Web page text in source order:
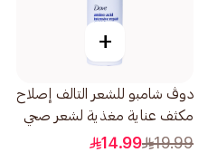
+
دوڤ شامبو للشعر التالف إصلاح
مكثف عناية مغذية لشعر صحي
19.99
14.99